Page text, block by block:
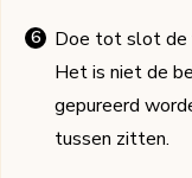
Doe tot slot de
Het is niet de
gepureerd
tussen zitten.